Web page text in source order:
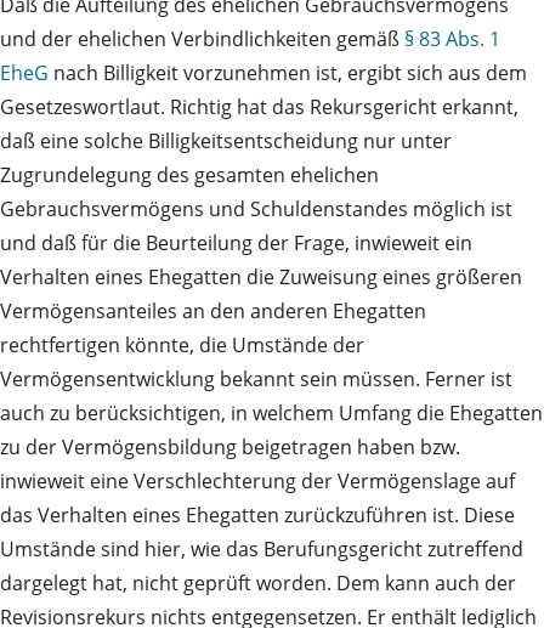
und der ehelichen Verbindlichkeiten gemäß § 83 Abs. 1
EheG nach Billigkeit vorzunehmen ist, ergibt sich aus dem
Gesetzeswortlaut. Richtig hat das Rekursgericht erkannt,
daß eine solche Billigkeitsentscheidung nur unter
Zugrundelegung des gesamten ehelichen
Gebrauchsvermögens und Schuldenstandes möglich ist
und daß für die Beurteilung der Frage, inwieweit ein
Verhalten eines Ehegatten die Zuweisung eines größeren
Vermögensanteiles an den anderen Ehegatten
rechtfertigen könnte, die Umstände der
Vermögensentwicklung bekannt sein müssen. Ferner ist
auch zu berücksichtigen, in welchem Umfang die Ehegatten
zu der Vermögensbildung beigetragen haben bzw.
inwieweit eine Verschlechterung der Vermögenslage auf
das Verhalten eines Ehegatten zurückzuführen ist. Diese
Umstände sind hier, wie das Berufungsgericht zutreffend
dargelegt hat, nicht geprüft worden. Dem kann auch der
Revisionsrekurs nichts entgegensetzen. Er enthält lediglich